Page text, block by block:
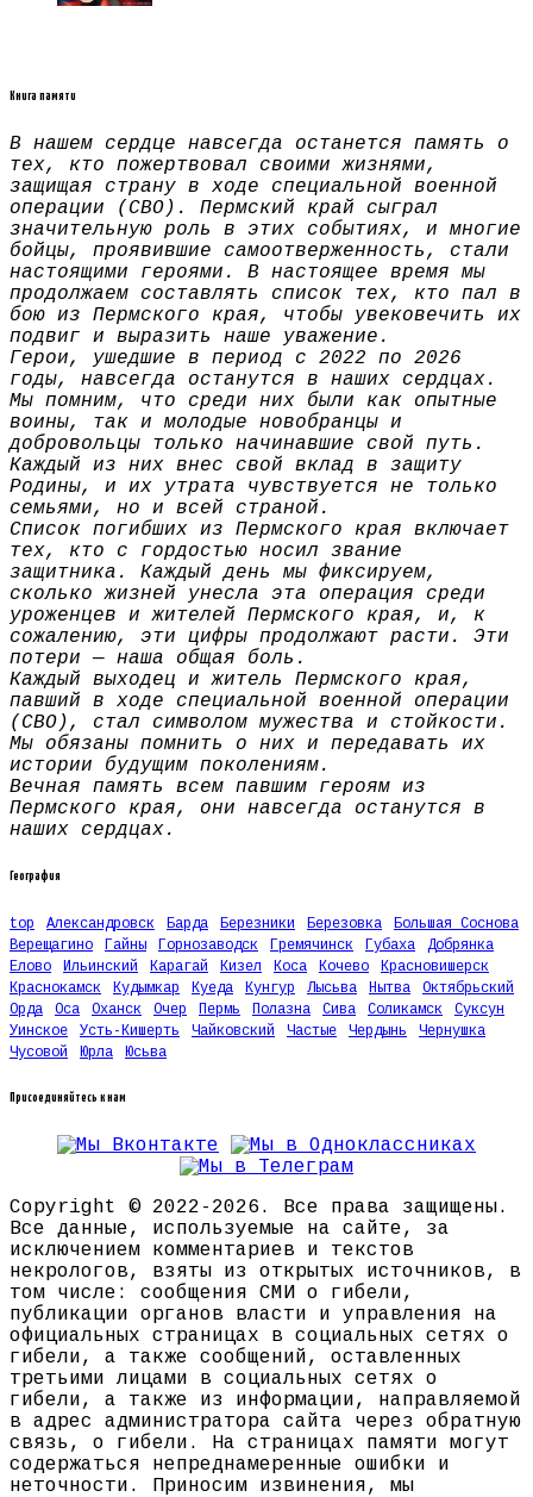
Книга памяти
В нашем сердце навсегда останется память о
тех, кто пожертвовал своими жизнями,
защищая страну в ходе специальной военной
операции (СВО). Пермский край сыграл
значительную роль в этих событиях, и многие
бойцы, проявившие самоотверженность, стали
настоящими героями. В настоящее время мы
продолжаем составлять список тех, кто пал в
бою из Пермского края, чтобы увековечить их
подвиг и выразить наше уважение.
Герои, ушедшие в период с 2022 по 2026
годы, навсегда останутся в наших сердцах.
Мы помним, что среди них были как опытные
воины, так и молодые новобранцы и
добровольцы только начинавшие свой путь.
Каждый из них внес свой вклад в защиту
Родины, и их утрата чувствуется не только
семьями, но и всей страной.
Список погибших из Пермского края включает
тех, кто с гордостью носил звание
защитника. Каждый день мы фиксируем,
сколько жизней унесла эта операция среди
уроженцев и жителей Пермского края, и, к
сожалению, эти цифры продолжают расти. Эти
потери — наша общая боль.
Каждый выходец и житель Пермского края,
павший в ходе специальной военной операции
(СВО), стал символом мужества и стойкости.
Мы обязаны помнить о них и передавать их
истории будущим поколениям.
Вечная память всем павшим героям из
Пермского края, они навсегда останутся в
наших сердцах.
География
top Александровск Барда Березники Березовка
Большая Соснова
Верещагино
Гайны Горнозаводск Гремячинск Губаха
Добрянка
Елово
Ильинский Карагай Кизел Коса Кочево
Красновишерск
Краснокамск
Кудымкар Куеда Кунгур Лысьва Нытва
Октябрьский
Орда
Оса Оханск Очер Пермь Полазна Сива Соликамск
Суксун
Уинское
Усть-Кишерть Чайковский Частые Чердынь
Чернушка
Чусовой
Юрла Юсьва
Присоединяйтесь к нам
Copyright © 2022-2026. Все права защищены.
Все данные, используемые на сайте, за
исключением комментариев и текстов
некрологов, взяты из открытых источников, в
том числе: сообщения СМИ о гибели,
публикации органов власти и управления на
официальных страницах в социальных сетях о
гибели, а также сообщений, оставленных
третьими лицами в социальных сетях о
гибели, а также из информации, направляемой
в адрес администратора сайта через обратную
связь, о гибели. На страницах памяти могут
содержаться непреднамеренные ошибки и
неточности. Приносим извинения, мы